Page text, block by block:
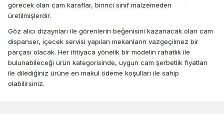
görecek olan cam karaflar, birinci sınıf malzemeden
üretilmişlerdir.
Göz alıcı dizaynları ile görenlerin beğenisini kazanacak olan cam
dispanser, içecek servisi yapılan mekanların vazgeçilmez bir
parçası olacak. Her ihtiyaca yönelik bir modelin rahatlık ile
bulunabileceği ürün kategorisinde, uygun cam şerbetlik fiyatları
ile dilediğiniz ürüne en makul ödeme koşulları ile sahip
olabilirsiniz.